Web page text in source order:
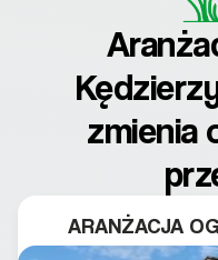
zmienia
ARANŻACJA